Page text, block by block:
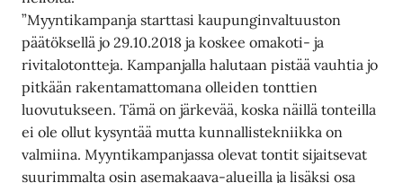
”Myyntikampanja starttasi kaupunginvaltuuston
päätöksellä jo 29.10.2018 ja koskee omakoti- ja
rivitalotontteja. Kampanjalla halutaan pistää vauhtia jo
pitkään rakentamattomana olleiden tonttien
luovutukseen. Tämä on järkevää, koska näillä tonteilla
ei ole ollut kysyntää mutta kunnallistekniikka on
valmiina. Myyntikampanjassa olevat tontit sijaitsevat
suurimmalta osin asemakaava-alueilla ja lisäksi osa